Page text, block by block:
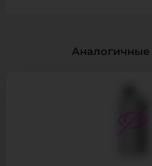
Аналогичные